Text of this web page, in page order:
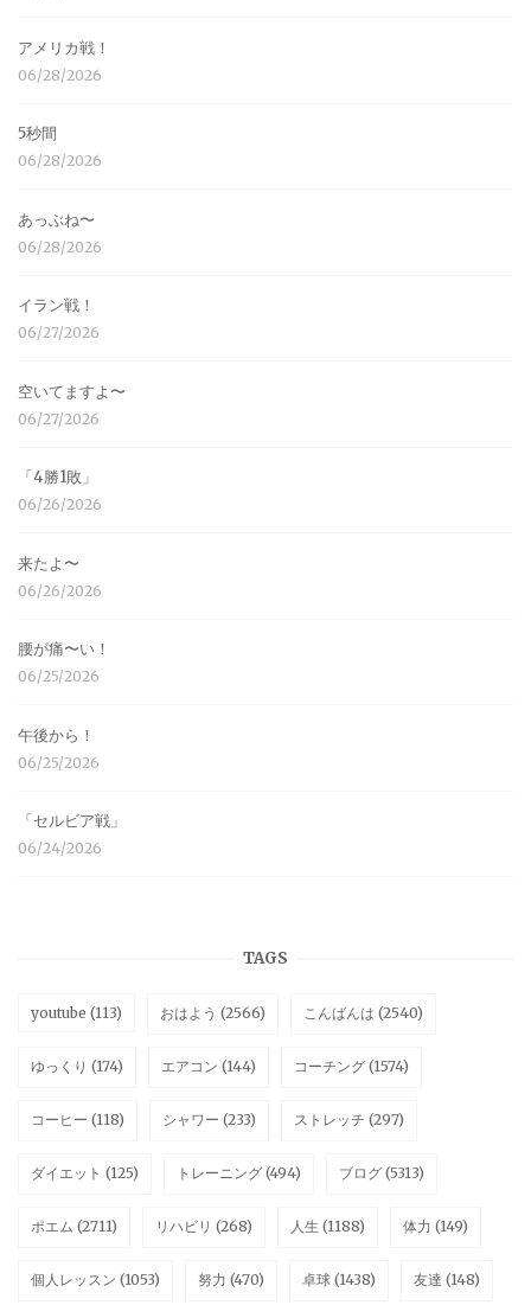
アメリカ戦！
06/28/2026
5秒間
06/28/2026
あっぶね〜
06/28/2026
イラン戦！
06/27/2026
空いてますよ〜
06/27/2026
「4勝1敗」
06/26/2026
来たよ〜
06/26/2026
腰が痛〜い！
06/25/2026
午後から！
06/25/2026
「セルビア戦」
06/24/2026
TAGS
youtube (113) おはよう (2566) こんばんは (2540)
ゆっくり (174) エアコン (144) コーチング (1574)
コーヒー (118) シャワー (233) ストレッチ (297)
ダイエット (125) トレーニング (494) ブログ (5313)
ポエム (2711) リハビリ (268) 人生 (1188) 体力 (149)
個人レッスン (1053) 努力 (470) 卓球 (1438) 友達 (148)